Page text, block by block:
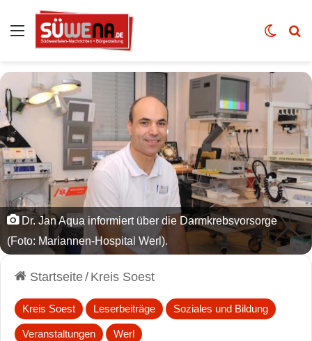
Auswahl Skin
Dr. Jan Aqua informiert über die Darmkrebsvorsorge
(Foto: Mariannen-Hospital Werl).
Startseite/ Kreis Soest
Kreis Soest Leserbeiträge Soziales und Bildung
Veranstaltungen Werl